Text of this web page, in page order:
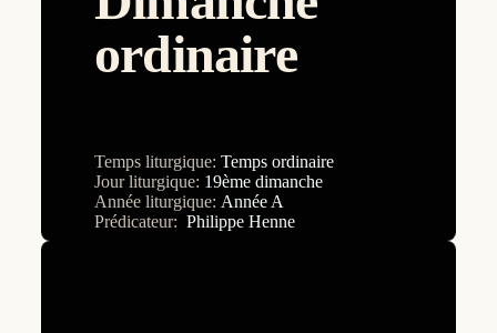
2ème dimanche
30ème dimanche
33ème dimanche
34ème dimanche
ordinaire
Temps liturgique: Temps ordinaire
Jour liturgique: 19ème dimanche
Année liturgique: Année A
Prédicateur: Philippe Henne